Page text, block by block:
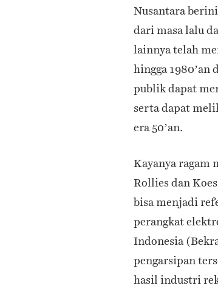
Nusantara
dari masa lalu
lainnya telah
hingga 1980’an
publik dapat
serta dapat
era 50’an.
Kayanya ragam
Rollies dan
bisa menjadi
perangkat
Indonesia
pengarsipan
hasil industri